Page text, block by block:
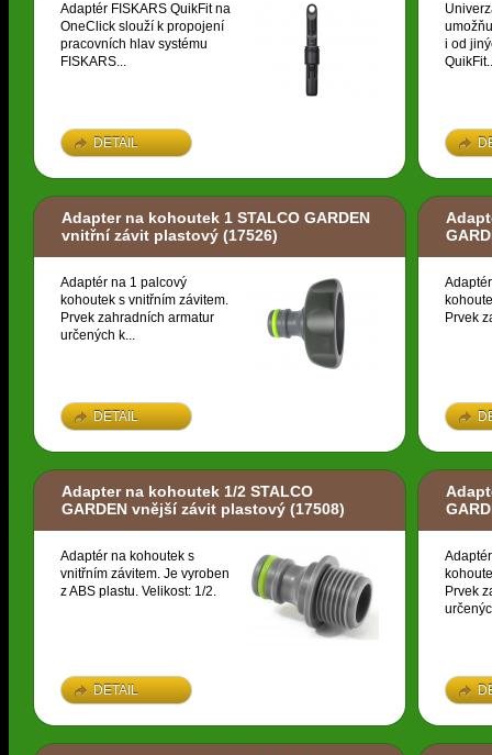
Adaptér FISKARS QuikFit na
OneClick slouží k propojení
pracovních hlav systému
FISKARS...
DETAIL
i od
Adapter na kohoutek 1 STALCO GARDEN
vnitřní závit plastový (17526)
Adaptér na 1 palcový
kohoutek s vnitřním závitem.
Prvek zahradních armatur
určených k...
DETAIL
Prvek
Adapter na kohoutek 1/2 STALCO
GARDEN vnější závit plastový (17508)
Adaptér na kohoutek s
vnitřním závitem. Je vyroben
z ABS plastu. Velikost: 1/2.
DETAIL
Prvek